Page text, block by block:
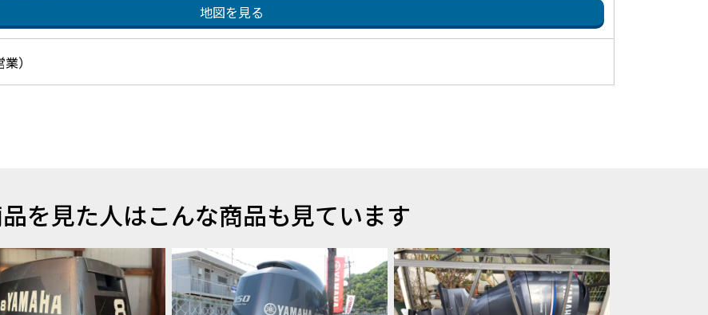
地図を見る
）
を見た人はこんな商品も見ています